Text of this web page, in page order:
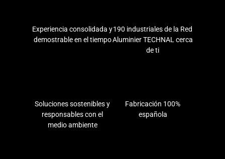
Experiencia consolidada y
demostrable en el tiempo
190 industriales de la Red
Aluminier TECHNAL cerca
de ti
Soluciones sostenibles y
responsables con el
medio ambiente
Fabricación 100%
española